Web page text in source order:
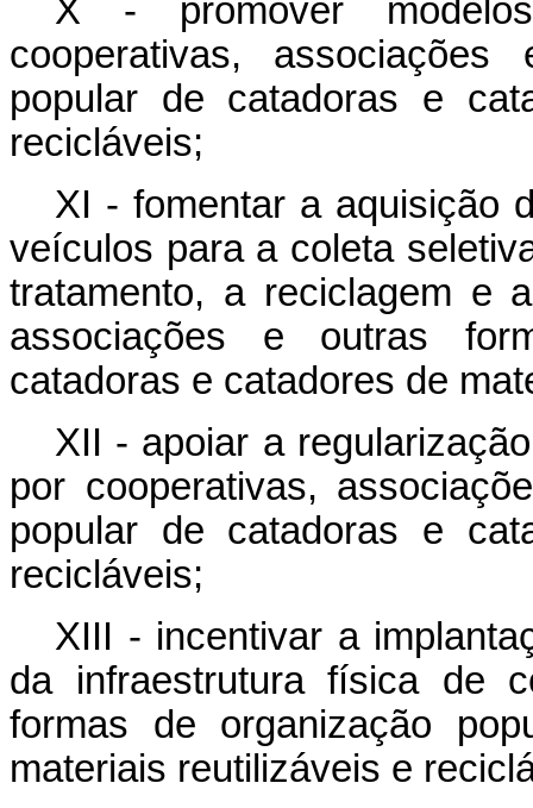
X - promover
cooperativas,
popular de catadoras e
recicláveis;
XI - fomentar a aquisição
veículos para a coleta
tratamento, a reciclagem e
associações e outras
catadoras e catadores de
XII - apoiar a
por cooperativas,
popular de catadoras e
recicláveis;
XIII - incentivar a
da infraestrutura física de
formas de organização
materiais reutilizáveis e